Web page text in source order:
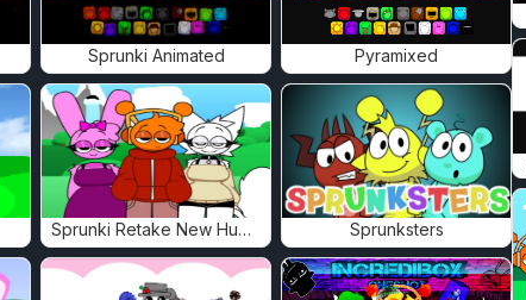
Sprunki Animated Pyramixed
Sprunki Retake New Human Sprunksters